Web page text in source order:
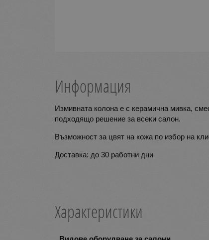
Информация
Измивната колона е с керамична мивка,
подходящо решение за всеки салон.
Възможност за цвят на кожа по избор на
Доставка: до 30 работни дни
Характеристики